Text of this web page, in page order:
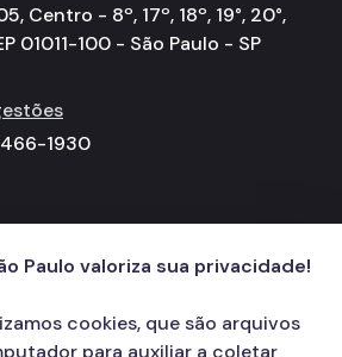
Centro - 8º, 17º, 18º, 19°, 20°,
01011-100 - São Paulo - SP
1930
Instagram
do Facebook
Paulo valoriza sua privacidade!
cookies, que são arquivos
para auxiliar a coletar